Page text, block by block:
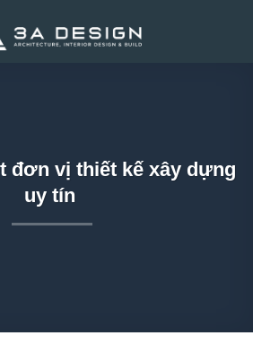
đơn vị thiết kế xây dựng
uy tín